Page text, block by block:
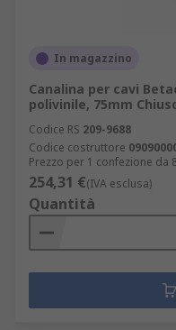
In magazzino
Canalina per cavi
polivinile, 75mm
Codice RS 209-9688
Codice costruttore
Prezzo per 1 confezione da
254,31 €(IVA esclusa)
Quantità